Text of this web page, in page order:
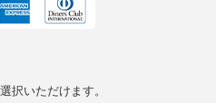
択いただけます。